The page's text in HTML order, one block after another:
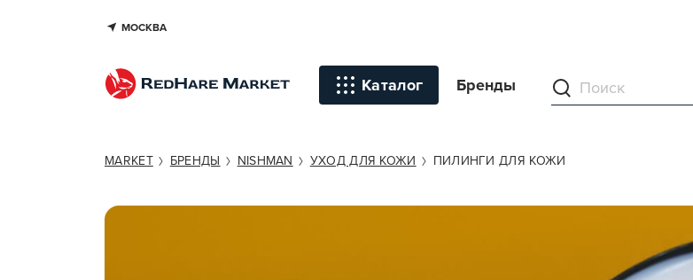
МОСКВА
Каталог Бренды
Инструменты
MARKET БРЕНДЫ NISHMAN УХОД ДЛЯ КОЖИ ПИЛИНГИ ДЛЯ КОЖИ